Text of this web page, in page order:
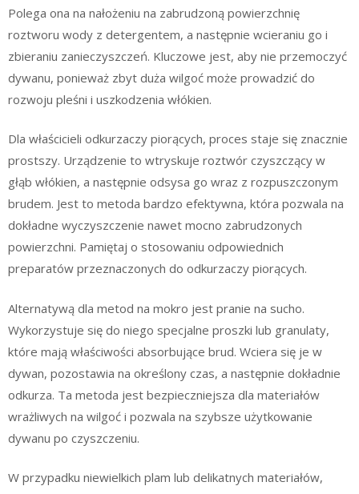
Polega ona na nałożeniu na zabrudzoną powierzchnię
roztworu wody z detergentem, a następnie wcieraniu go i
zbieraniu zanieczyszczeń. Kluczowe jest, aby nie przemoczyć
dywanu, ponieważ zbyt duża wilgoć może prowadzić do
rozwoju pleśni i uszkodzenia włókien.
Dla właścicieli odkurzaczy piorących, proces staje się znacznie
prostszy. Urządzenie to wtryskuje roztwór czyszczący w
głąb włókien, a następnie odsysa go wraz z rozpuszczonym
brudem. Jest to metoda bardzo efektywna, która pozwala na
dokładne wyczyszczenie nawet mocno zabrudzonych
powierzchni. Pamiętaj o stosowaniu odpowiednich
preparatów przeznaczonych do odkurzaczy piorących.
Alternatywą dla metod na mokro jest pranie na sucho.
Wykorzystuje się do niego specjalne proszki lub granulaty,
które mają właściwości absorbujące brud. Wciera się je w
dywan, pozostawia na określony czas, a następnie dokładnie
odkurza. Ta metoda jest bezpieczniejsza dla materiałów
wrażliwych na wilgoć i pozwala na szybsze użytkowanie
dywanu po czyszczeniu.
W przypadku niewielkich plam lub delikatnych materiałów,